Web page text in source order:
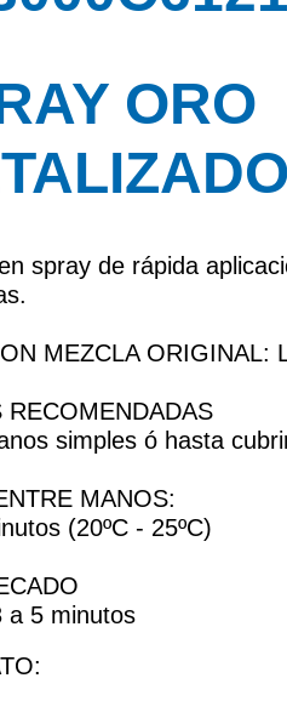
ORO
spray de rápida
MEZCLA ORIGINAL:
RECOMENDADAS
simples ó hasta
MANOS:
(20ºC - 25ºC)
a 5 minutos